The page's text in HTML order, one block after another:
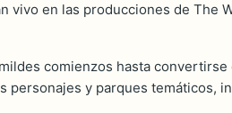
vivo en las producciones de The
comienzos hasta convertirse
personajes y parques temáticos,